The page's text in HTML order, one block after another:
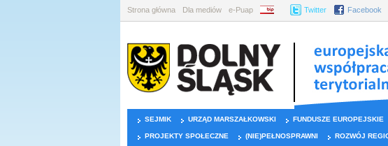
Strona główna Dla mediów e-Puap BIP Twitter Facebook
SEJMIK URZĄD MARSZAŁKOWSKI FUNDUSZE EUROPEJSKIE
PROJEKTY SPOŁECZNE (NIE)PEŁNOSPRAWNI ROZWÓJ